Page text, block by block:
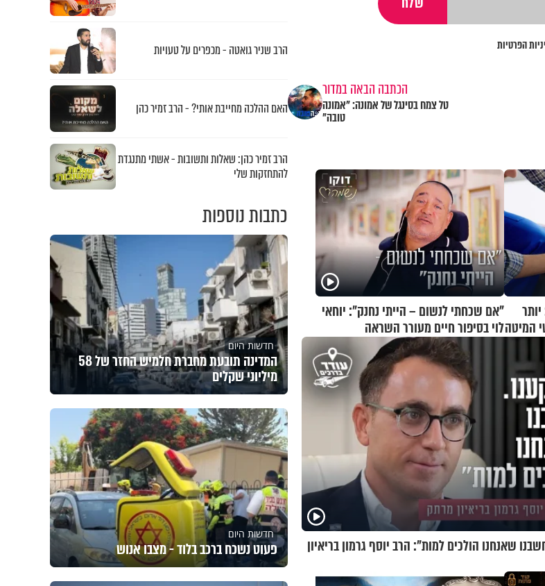
הפרטיות
הכתבה הבאה במדור
טל צמח בסינגל של אמונה: "אמונה
טובה"
המיטה
"אם שכחתי לנשום – הייתי נחנק": יוחאי
לוי בסיפור חיים מעורר השראה
שאנחנו הולכים למות": הרב יוסף גרמון בריאיון
הרב שניר גואטה - מכפרים על טעויות
האם ההלכה מחייבת אותי? - הרב זמיר כהן
הרב זמיר כהן: שאלות ותשובות - אשתי מתנגדת
להתחזקות שלי
כתבות נוספות
חדשות היום
המדינה תובעת מחברת חלמיש החזר של 58
מיליוני שקלים
חדשות היום
פעוט נשכח ברכב בלוד - מצבו אנוש